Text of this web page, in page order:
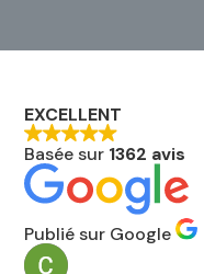
EXCELLENT
Basée sur 1362 avis
Publié sur Google